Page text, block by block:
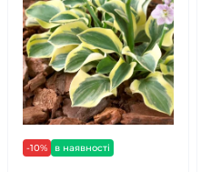
-10% в наявності